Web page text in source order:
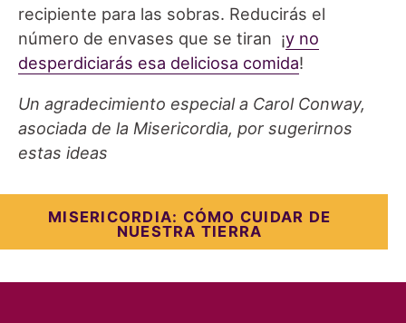
recipiente para las sobras. Reducirás el
número de envases que se tiran ¡y no
desperdiciarás esa deliciosa comida!
Un agradecimiento especial a Carol Conway,
asociada de la Misericordia, por sugerirnos
estas ideas
MISERICORDIA: CÓMO CUIDAR DE
NUESTRA TIERRA